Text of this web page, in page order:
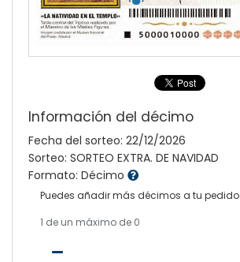
Información del décimo
Fecha del sorteo: 22/12/2026
Sorteo: SORTEO EXTRA. DE NAVIDAD
Formato: Décimo
Puedes añadir más décimos a tu pedido
1 de un máximo de 0